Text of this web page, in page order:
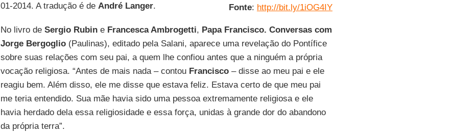
Fonte: http://bit.ly/1iOG4IY
01-2014. A tradução é de André Langer.
No livro de Sergio Rubin eFrancesca Ambrogetti, Papa Francisco. Conversas com
Jorge Bergoglio(Paulinas), editado pela Salani, aparece uma revelação do Pontífice
sobre suas relações com seu pai, a quem lhe confiou antes que a ninguém a própria
vocação religiosa. “Antes de mais nada – contou Francisco– disse ao meu pai e ele
reagiu bem. Além disso, ele me disse que estava feliz. Estava certo de que meu pai
me teria entendido. Sua mãe havia sido uma pessoa extremamente religiosa e ele
havia herdado dela essa religiosidade e essa força, unidas à grande dor do abandono
da própria terra”.